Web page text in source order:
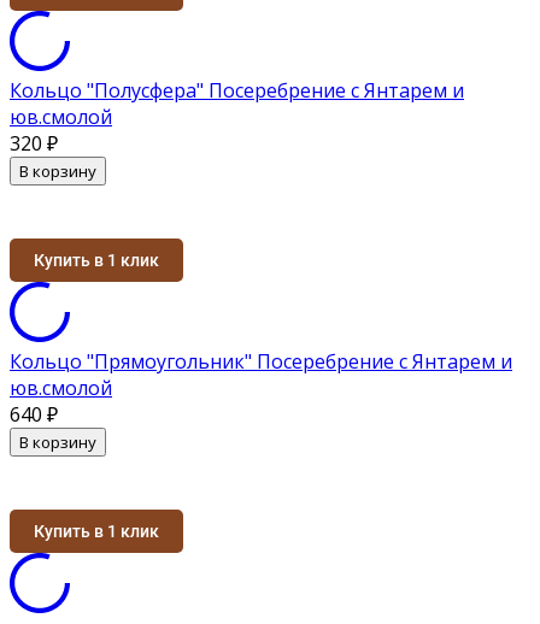
Кольцо "Полусфера" Посеребрение с Янтарем и
юв.смолой
320 ₽
В корзину
Купить в 1 клик
Кольцо "Прямоугольник" Посеребрение с Янтарем и
юв.смолой
640 ₽
В корзину
Купить в 1 клик